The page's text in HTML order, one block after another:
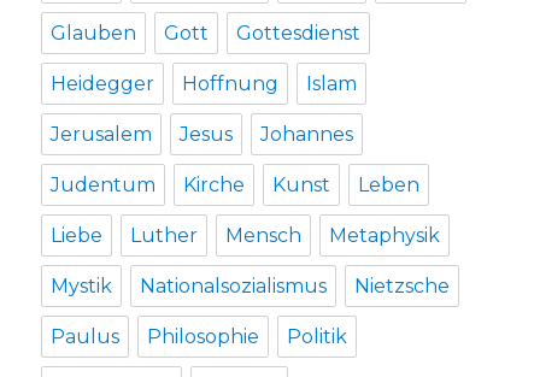
Glauben Gott Gottesdienst
Heidegger Hoffnung Islam
Jerusalem Jesus Johannes
Judentum Kirche Kunst Leben
Liebe Luther Mensch Metaphysik
Mystik Nationalsozialismus Nietzsche
Paulus Philosophie Politik